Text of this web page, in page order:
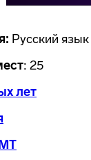
Русский
: 25
лет